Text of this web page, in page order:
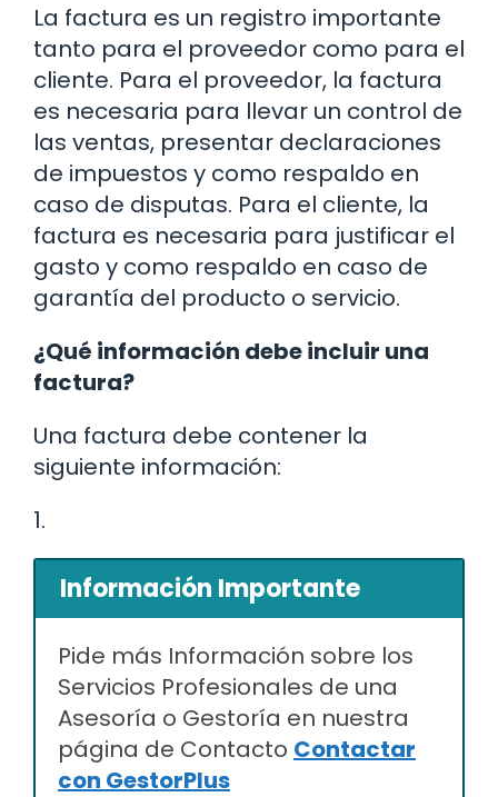
La factura es un registro importante
tanto para el proveedor como para el
cliente. Para el proveedor, la factura
es necesaria para llevar un control de
las ventas, presentar declaraciones
de impuestos y como respaldo en
caso de disputas. Para el cliente, la
factura es necesaria para justificar el
gasto y como respaldo en caso de
garantía del producto o servicio.
¿Qué información debe incluir una
factura?
Una factura debe contener la
siguiente información:
1.
Información Importante
Pide más Información sobre los
Servicios Profesionales de una
Asesoría o Gestoría en nuestra
página de Contacto Contactar
con GestorPlus